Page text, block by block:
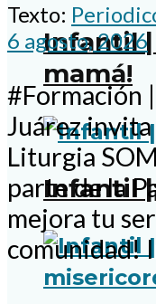
Infantil |
mamá!
Infantil
Texto:
6 agosto, 2026
#Formación
Juárez invita
Liturgia
parte de la
mejora tu
comunidad!